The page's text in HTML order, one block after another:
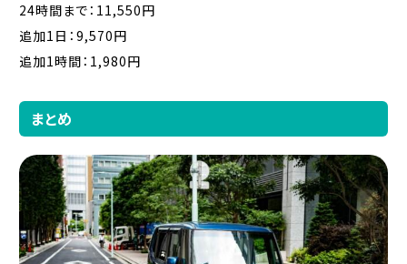
24時間まで：11,550円
追加1日：9,570円
追加1時間：1,980円
まとめ